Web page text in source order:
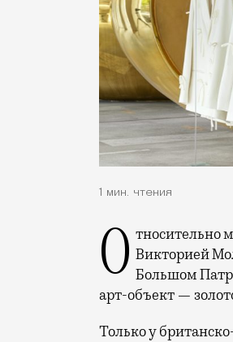
1 мин. чтения
Относительно молодой бренд одежды Choux («Чукс»), основанный в 2021 году Викторией
Большом
арт-объект —
Только у